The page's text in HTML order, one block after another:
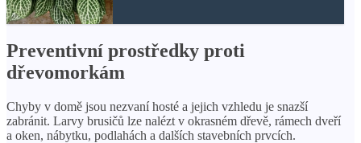
Preventivní prostředky proti
dřevomorkám
Chyby v domě jsou nezvaní hosté a jejich vzhledu je snazší
zabránit. Larvy brusičů lze nalézt v okrasném dřevě, rámech dveří
a oken, nábytku, podlahách a dalších stavebních prvcích.